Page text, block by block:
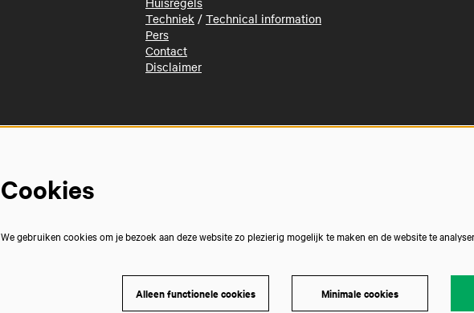
Techniek / Technical information
Pers
Contact
Disclaimer
Cookies
We gebruiken cookies om je bezoek aan deze website zo plezierig mogelijk te maken en de website te
Alleen functionele cookies Minimale cookies